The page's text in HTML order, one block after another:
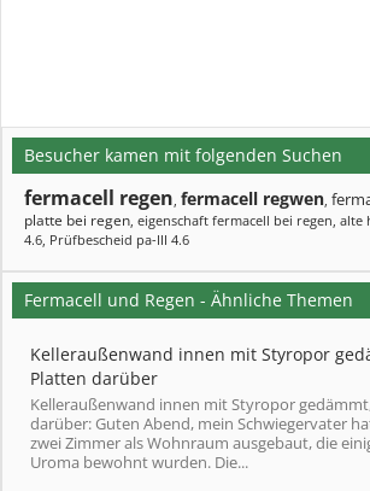
Besucher kamen mit folgenden Suchen
fermacell regen, fermacell regwen,
platte bei regen, eigenschaft fermacell bei regen, alte
4.6, Prüfbescheid pa-III 4.6
Fermacell und Regen - Ähnliche Themen
Kelleraußenwand innen mit Styropor
Platten darüber
Kelleraußenwand innen mit Styropor
darüber: Guten Abend, mein Schwiegervater
zwei Zimmer als Wohnraum ausgebaut, die
Uroma bewohnt wurden. Die...